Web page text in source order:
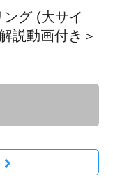
グ (大サイ
説動画付き＞